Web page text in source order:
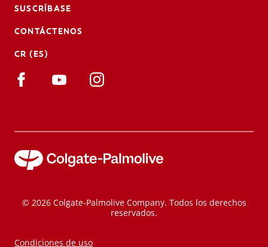
SUSCRÍBASE
CONTÁCTENOS
CR (ES)
© 2026 Colgate-Palmolive Company. Todos los derechos
reservados.
Condiciones de uso